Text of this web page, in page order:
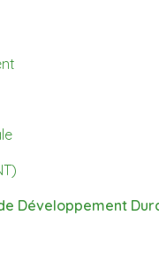
Développement